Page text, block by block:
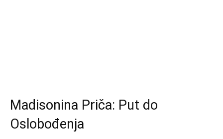
Madisonina Priča: Put do
Oslobođenja